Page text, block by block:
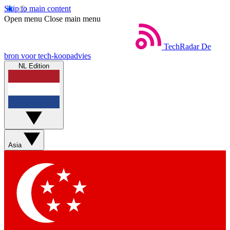
Skip to main content
Open menu Close main menu
TechRadar De
bron voor tech-koopadvies
NL Edition
Asia